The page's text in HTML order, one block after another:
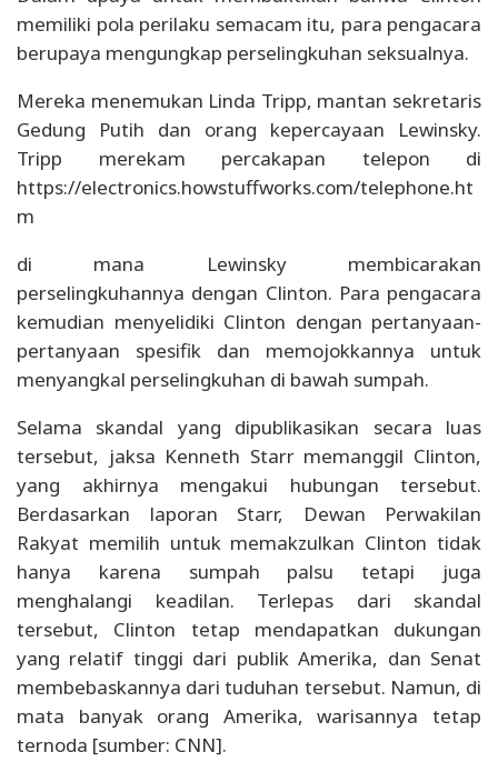
memiliki pola perilaku semacam itu, para pengacara
berupaya mengungkap perselingkuhan seksualnya.
Mereka menemukan Linda Tripp, mantan sekretaris
Gedung Putih dan orang kepercayaan Lewinsky.
Tripp merekam percakapan telepon di
https://electronics.howstuffworks.com/telephone.ht
m
di mana Lewinsky membicarakan
perselingkuhannya dengan Clinton. Para pengacara
kemudian menyelidiki Clinton dengan pertanyaan-
pertanyaan spesifik dan memojokkannya untuk
menyangkal perselingkuhan di bawah sumpah.
Selama skandal yang dipublikasikan secara luas
tersebut, jaksa Kenneth Starr memanggil Clinton,
yang akhirnya mengakui hubungan tersebut.
Berdasarkan laporan Starr, Dewan Perwakilan
Rakyat memilih untuk memakzulkan Clinton tidak
hanya karena sumpah palsu tetapi juga
menghalangi keadilan. Terlepas dari skandal
tersebut, Clinton tetap mendapatkan dukungan
yang relatif tinggi dari publik Amerika, dan Senat
membebaskannya dari tuduhan tersebut. Namun, di
mata banyak orang Amerika, warisannya tetap
ternoda [sumber: CNN].